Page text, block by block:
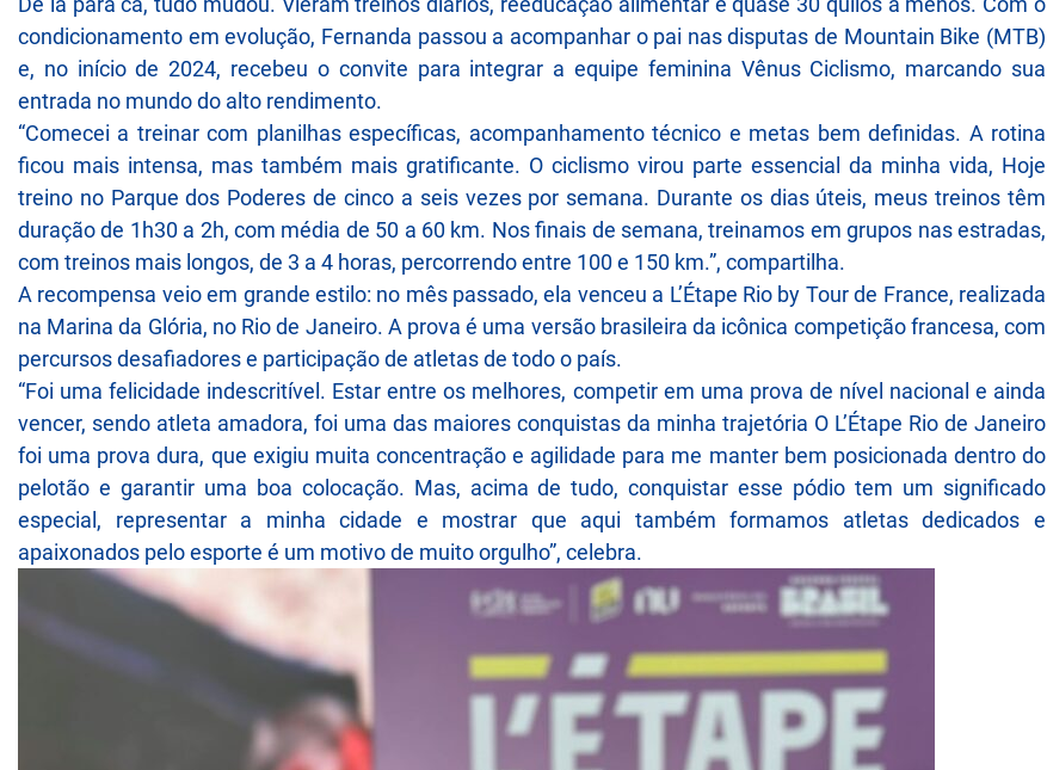
condicionamento em evolução, Fernanda passou a acompanhar o pai nas disputas de Mountain Bike (MTB)
e, no início de 2024, recebeu o convite para integrar a equipe feminina Vênus Ciclismo, marcando sua
entrada no mundo do alto rendimento.
“Comecei a treinar com planilhas específicas, acompanhamento técnico e metas bem definidas. A rotina
ficou mais intensa, mas também mais gratificante. O ciclismo virou parte essencial da minha vida, Hoje
treino no Parque dos Poderes de cinco a seis vezes por semana. Durante os dias úteis, meus treinos têm
duração de 1h30 a 2h, com média de 50 a 60 km. Nos finais de semana, treinamos em grupos nas estradas,
com treinos mais longos, de 3 a 4 horas, percorrendo entre 100 e 150 km.”, compartilha.
A recompensa veio em grande estilo: no mês passado, ela venceu a L’Étape Rio by Tour de France, realizada
na Marina da Glória, no Rio de Janeiro. A prova é uma versão brasileira da icônica competição francesa, com
percursos desafiadores e participação de atletas de todo o país.
“Foi uma felicidade indescritível. Estar entre os melhores, competir em uma prova de nível nacional e ainda
vencer, sendo atleta amadora, foi uma das maiores conquistas da minha trajetória O L’Étape Rio de Janeiro
foi uma prova dura, que exigiu muita concentração e agilidade para me manter bem posicionada dentro do
pelotão e garantir uma boa colocação. Mas, acima de tudo, conquistar esse pódio tem um significado
especial, representar a minha cidade e mostrar que aqui também formamos atletas dedicados e
apaixonados pelo esporte é um motivo de muito orgulho”, celebra.